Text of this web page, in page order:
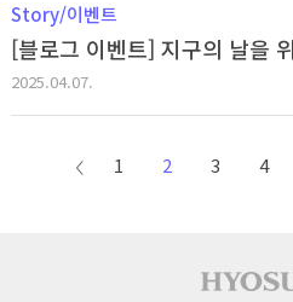
Story/이벤트
[블로그 이벤트] 지구의 날을
2025.04.07.
이전
1 2 3 4
사이트 푸터